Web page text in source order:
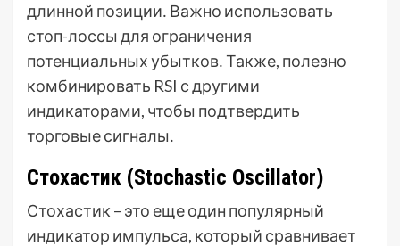
длинной позиции․ Важно использовать
стоп-лоссы для ограничения
потенциальных убытков․ Также, полезно
комбинировать RSI с другими
индикаторами, чтобы подтвердить
торговые сигналы․
Стохастик (Stochastic Oscillator)
Стохастик – это еще один популярный
индикатор импульса, который сравнивает